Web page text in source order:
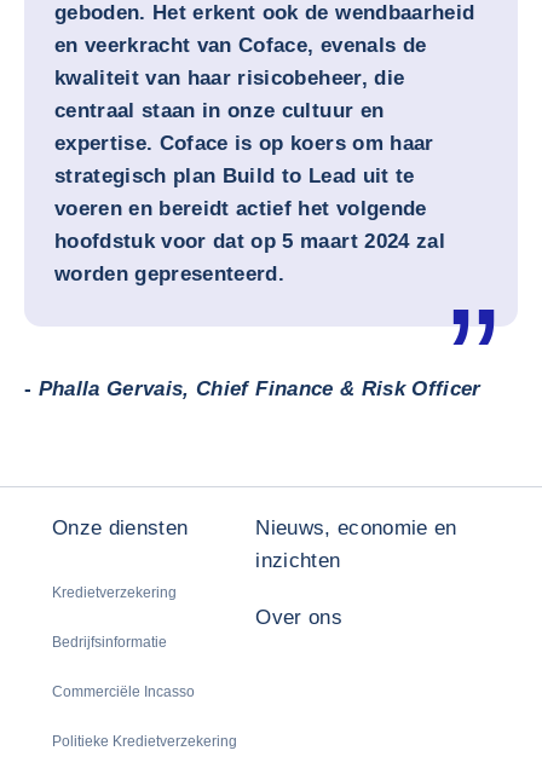
geboden. Het erkent ook de wendbaarheid
en veerkracht van Coface, evenals de
kwaliteit van haar risicobeheer, die
centraal staan in onze cultuur en
expertise. Coface is op koers om haar
strategisch plan Build to Lead uit te
voeren en bereidt actief het volgende
hoofdstuk voor dat op 5 maart 2024 zal
worden gepresenteerd.
- Phalla Gervais, Chief Finance & Risk Officer
Onze diensten
Kredietverzekering
Bedrijfsinformatie
Commerciële Incasso
Politieke Kredietverzekering
Nieuws, economie en
inzichten
Over ons